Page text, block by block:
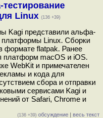
Linux (136 +39)
Kagi представили альфа-
платформы Linux. Сборки
формате flatpak. Ранее
платформ macOS и iOS.
WebKit и примечателен
и кода для
сбора и отправки
сервисами Kagi и
от Safari, Chrome и
(136 +39) обсуждение | весь текст